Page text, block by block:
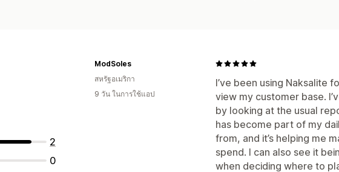
2
0
I’ve been using Naksalite
view my customer base.
by looking at the usual
has become part of my
from, and it’s helping me
spend. I can also see it
when deciding where to
ModSoles
สหรัฐอเมริกา
9 วัน ในการใช้แอป